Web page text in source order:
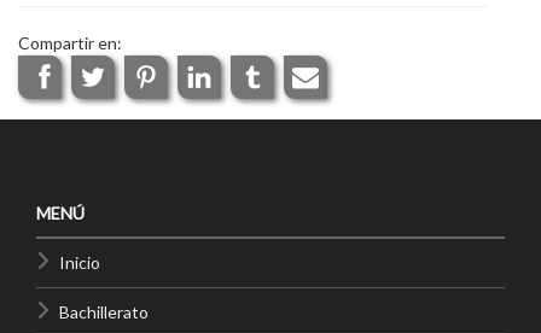
Compartir en:
MENÚ
Inicio
Bachillerato